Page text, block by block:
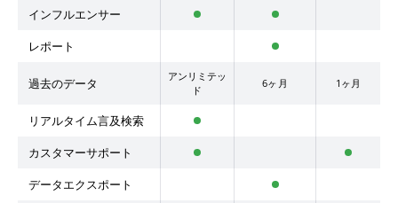
インフルエンサー
レポート
過去のデータ
アンリミテッ
ド
6ヶ月 1ヶ月
リアルタイム言及検索
カスタマーサポート
データエクスポート